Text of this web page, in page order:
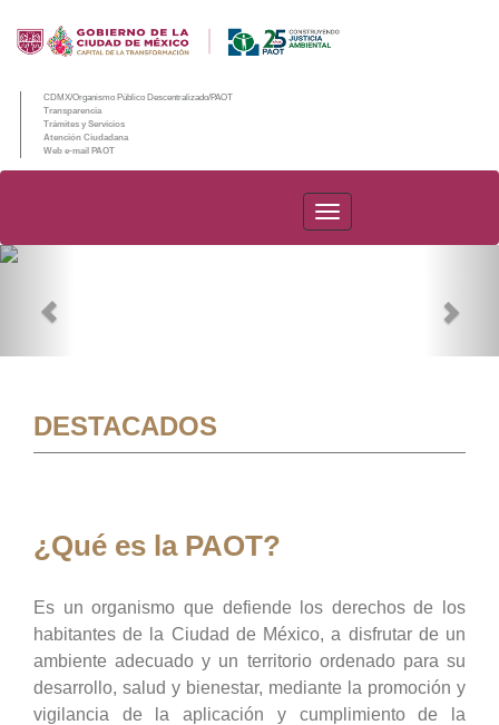
CDMX/Organismo Público Descentralizado/PAOT
Transparencia
Trámites y Servicios
Atención Ciudadana
Web e-mail PAOT
PAOT
DESTACADOS
¿Qué es la PAOT?
Es un organismo que defiende los derechos de los
habitantes de la Ciudad de México, a disfrutar de un
ambiente adecuado y un territorio ordenado para su
desarrollo, salud y bienestar, mediante la promoción y
vigilancia de la aplicación y cumplimiento de la